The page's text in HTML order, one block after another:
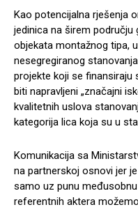
Kao potencijalna rješenja
jedinica na širem području
objekata montažnog tipa,
nesegregiranog
projekte koji se finansiraju
biti napravljeni „značajni
kvalitetnih uslova
kategorija lica koja su u
Komunikacija sa
na partnerskoj osnovi jer
samo uz punu
referentnih aktera